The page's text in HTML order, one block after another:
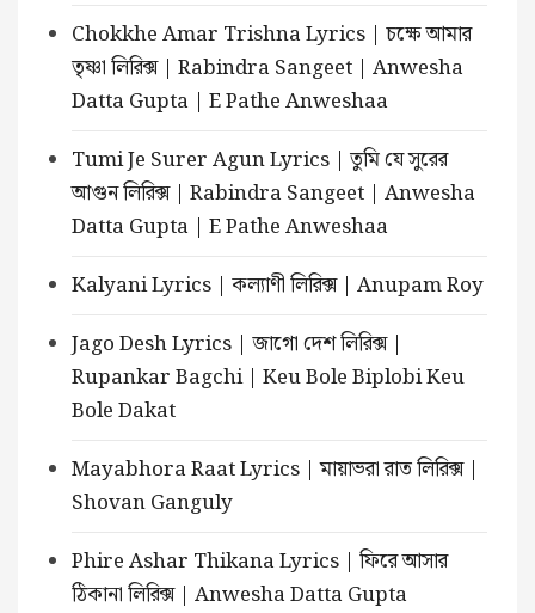
Chokkhe Amar Trishna Lyrics | চক্ষে আমার
তৃষ্ণা লিরিক্স | Rabindra Sangeet | Anwesha
Datta Gupta | E Pathe Anweshaa
Tumi Je Surer Agun Lyrics | তুমি যে সুরের
আগুন লিরিক্স | Rabindra Sangeet | Anwesha
Datta Gupta | E Pathe Anweshaa
Kalyani Lyrics | কল্যাণী লিরিক্স | Anupam Roy
Jago Desh Lyrics | জাগো দেশ লিরিক্স |
Rupankar Bagchi | Keu Bole Biplobi Keu
Bole Dakat
Mayabhora Raat Lyrics | মায়াভরা রাত লিরিক্স |
Shovan Ganguly
Phire Ashar Thikana Lyrics | ফিরে আসার
ঠিকানা লিরিক্স | Anwesha Datta Gupta